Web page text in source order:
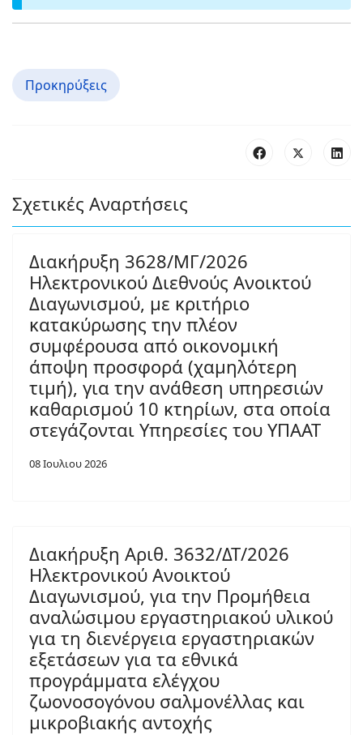
Προκηρύξεις
Σχετικές Αναρτήσεις
Διακήρυξη 3628/ΜΓ/2026
Ηλεκτρονικού Διεθνούς Ανοικτού
Διαγωνισμού, με κριτήριο
κατακύρωσης την πλέον
συμφέρουσα από οικονομική
άποψη προσφορά (χαμηλότερη
τιμή), για την ανάθεση υπηρεσιών
καθαρισμού 10 κτηρίων, στα οποία
στεγάζονται Υπηρεσίες του ΥΠΑΑΤ
08 Ιουλιου 2026
Διακήρυξη Αριθ. 3632/ΔΤ/2026
Ηλεκτρονικού Ανοικτού
Διαγωνισμού, για την Προμήθεια
αναλώσιμου εργαστηριακού υλικού
για τη διενέργεια εργαστηριακών
εξετάσεων για τα εθνικά
προγράμματα ελέγχου
ζωονοσογόνου σαλμονέλλας και
μικροβιακής αντοχής